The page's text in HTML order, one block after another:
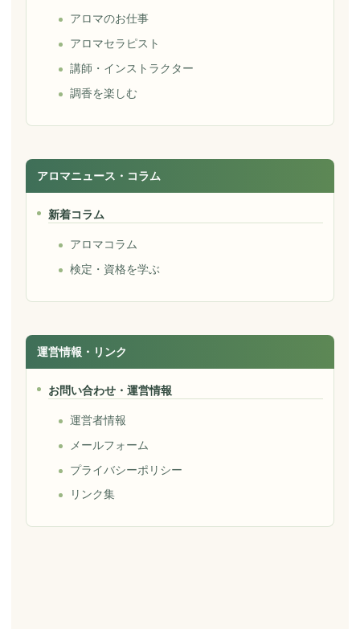
アロマのお仕事
アロマセラピスト
講師・インストラクター
調香を楽しむ
アロマニュース・コラム
新着コラム
アロマコラム
検定・資格を学ぶ
運営情報・リンク
お問い合わせ・運営情報
運営者情報
メールフォーム
プライバシーポリシー
リンク集